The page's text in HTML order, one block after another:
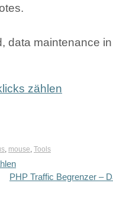
data maintenance
zählen
, mouse, Tools
PHP Traffic Begrenzer –